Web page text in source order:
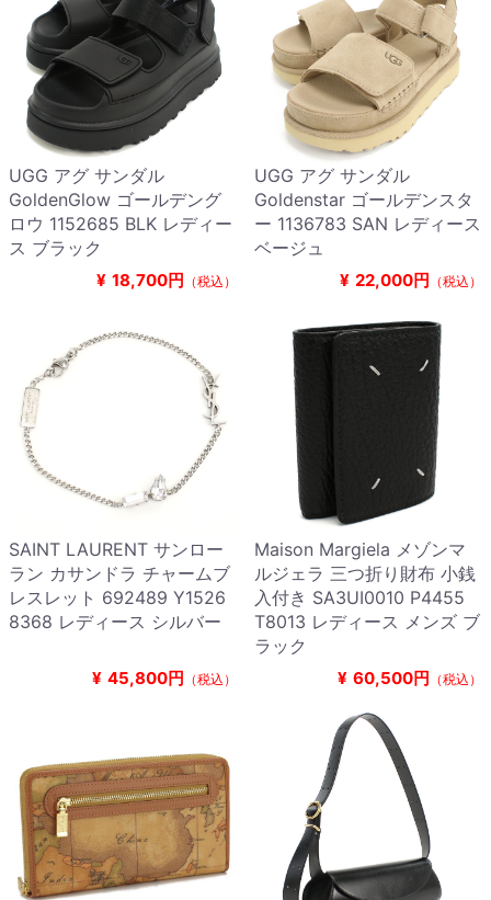
UGG アグ サンダル
GoldenGlow ゴールデング
ロウ 1152685 BLK レディー
ス ブラック
¥ 18,700円 （税込）
UGG アグ サンダル
Goldenstar ゴールデンスタ
ー 1136783 SAN レディース
ベージュ
¥ 22,000円 （税込）
SAINT LAURENT サンロー
ラン カサンドラ チャームブ
レスレット 692489 Y1526
8368 レディース シルバー
¥ 45,800円 （税込）
Maison Margiela メゾンマ
ルジェラ 三つ折り財布 小銭
入付き SA3UI0010 P4455
T8013 レディース メンズ ブ
ラック
¥ 60,500円 （税込）